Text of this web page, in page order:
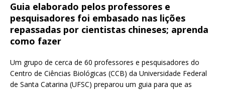
Guia elaborado pelos professores e
pesquisadores foi embasado nas lições
repassadas por cientistas chineses; aprenda
como fazer
Um grupo de cerca de 60 professores e pesquisadores do
Centro de Ciências Biológicas (CCB) da Universidade Federal
de Santa Catarina (UFSC) preparou um guia para que as